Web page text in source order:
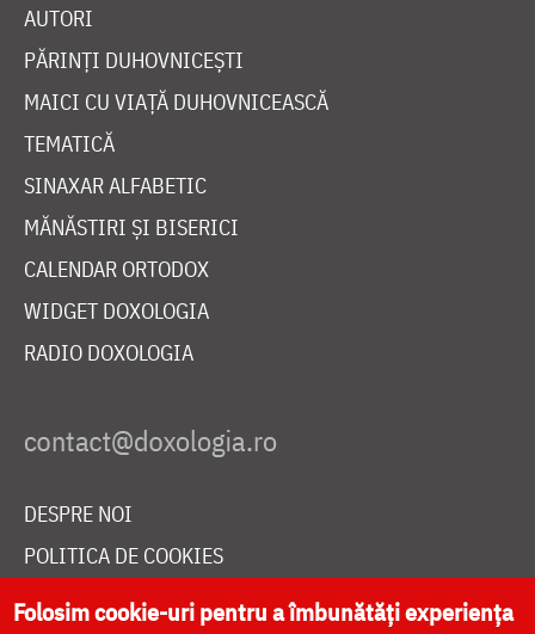
AUTORI
PĂRINȚI DUHOVNICEȘTI
MAICI CU VIAȚĂ DUHOVNICEASCĂ
TEMATICĂ
SINAXAR ALFABETIC
MĂNĂSTIRI ȘI BISERICI
CALENDAR ORTODOX
WIDGET DOXOLOGIA
RADIO DOXOLOGIA
DESPRE NOI
POLITICA DE COOKIES
DONEAZĂ ONLINE PENTRU CATEDRALA NAȚIONALĂ
Folosim cookie-uri pentru a îmbunătăți experiența